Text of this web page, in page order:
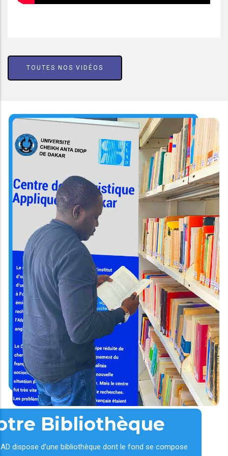
TOUTES NOS VIDÉOS
Bibliothèque
dispose d'une bibliothèque dont le fond se compose